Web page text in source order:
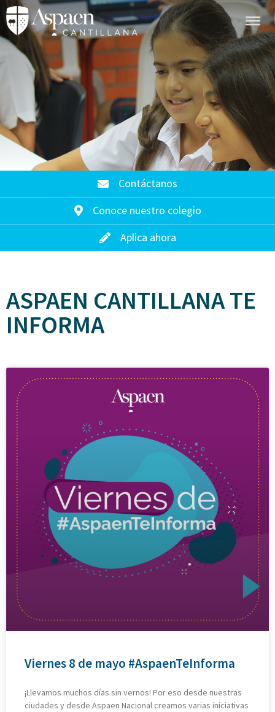
Contáctanos
Conoce nuestro colegio
Aplica ahora
ASPAEN CANTILLANA TE
INFORMA
Viernes 8 de mayo #AspaenTeInforma
¡Llevamos muchos días sin vernos! Por eso desde nuestras
ciudades y desde Aspaen Nacional creamos varias iniciativas